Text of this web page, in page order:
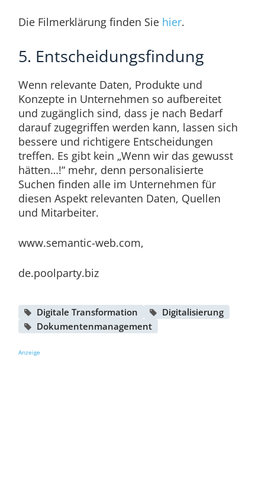
Die Filmerklärung finden Sie hier.
5. Entscheidungsfindung
Wenn relevante Daten, Produkte und
Konzepte in Unternehmen so aufbereitet
und zugänglich sind, dass je nach Bedarf
darauf zugegriffen werden kann, lassen sich
bessere und richtigere Entscheidungen
treffen. Es gibt kein „Wenn wir das gewusst
hätten…!“ mehr, denn personalisierte
Suchen finden alle im Unternehmen für
diesen Aspekt relevanten Daten, Quellen
und Mitarbeiter.
www.semantic-web.com,
de.poolparty.biz
Digitale Transformation
Digitalisierung
Dokumentenmanagement
Anzeige